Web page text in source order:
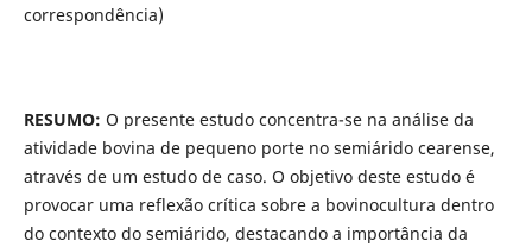
correspondência)
RESUMO: O presente estudo concentra-se na análise da
atividade bovina de pequeno porte no semiárido cearense,
através de um estudo de caso. O objetivo deste estudo é
provocar uma reflexão crítica sobre a bovinocultura dentro
do contexto do semiárido, destacando a importância da